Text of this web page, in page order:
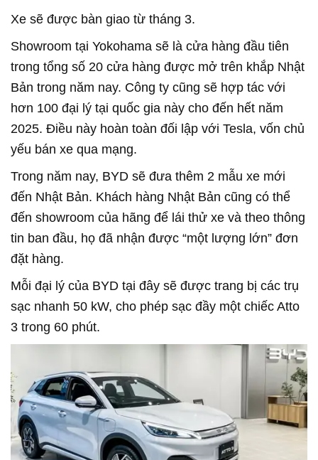
Xe sẽ được bàn giao từ tháng 3.
Showroom tại Yokohama sẽ là cửa hàng đầu tiên
trong tổng số 20 cửa hàng được mở trên khắp Nhật
Bản trong năm nay. Công ty cũng sẽ hợp tác với
hơn 100 đại lý tại quốc gia này cho đến hết năm
2025. Điều này hoàn toàn đối lập với Tesla, vốn chủ
yếu bán xe qua mạng.
Trong năm nay, BYD sẽ đưa thêm 2 mẫu xe mới
đến Nhật Bản. Khách hàng Nhật Bản cũng có thể
đến showroom của hãng để lái thử xe và theo thông
tin ban đầu, họ đã nhận được “một lượng lớn” đơn
đặt hàng.
Mỗi đại lý của BYD tại đây sẽ được trang bị các trụ
sạc nhanh 50 kW, cho phép sạc đầy một chiếc Atto
3 trong 60 phút.